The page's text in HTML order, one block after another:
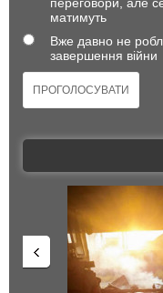
матимуть
Вже давно не
завершення війни